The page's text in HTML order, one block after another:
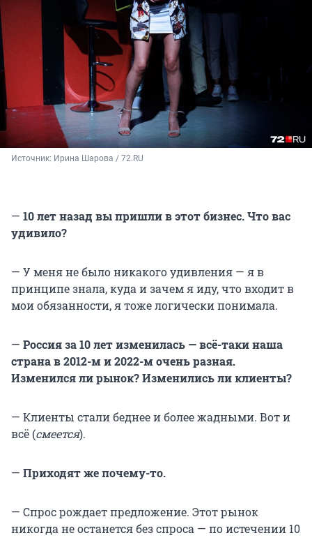
Источник: Ирина Шарова / 72.RU
— 10 лет назад вы пришли в этот бизнес. Что вас
удивило?
— У меня не было никакого удивления — я в
принципе знала, куда и зачем я иду, что входит в
мои обязанности, я тоже логически понимала.
— Россия за 10 лет изменилась — всё-таки наша
страна в 2012-м и 2022-м очень разная.
Изменился ли рынок? Изменились ли клиенты?
— Клиенты стали беднее и более жадными. Вот и
всё (смеется).
— Приходят же почему-то.
— Спрос рождает предложение. Этот рынок
никогда не останется без спроса — по истечении 10